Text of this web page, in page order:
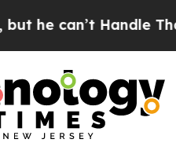
Handle That Truth